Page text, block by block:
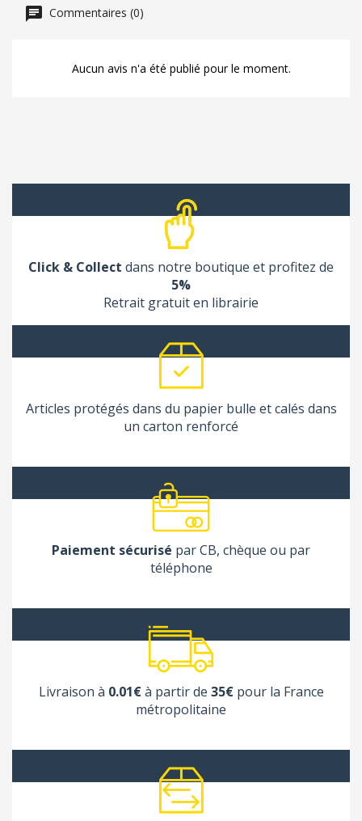
Commentaires (0)
Aucun avis n'a été publié pour le moment.
Click & Collect dans notre boutique et profitez de
5%
Retrait gratuit en librairie
Articles protégés dans du papier bulle et calés dans
un carton renforcé
Paiement sécurisé par CB, chèque ou par
téléphone
Livraison à 0.01€à partir de 35€pour la France
métropolitaine